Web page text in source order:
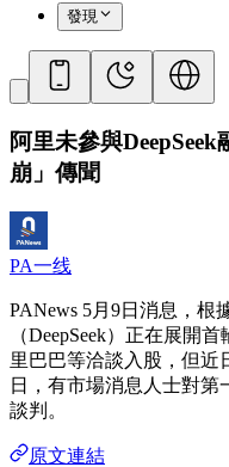
發現
阿里未參與
崩」傳聞
PA一线
PANews 5月9日消息，根
（DeepSeek）正在展開
里巴巴等洽談入股，但近
日，有市場消息人士對
談判。
原文連結